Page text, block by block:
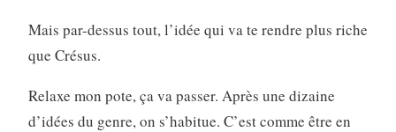
Mais par-dessus tout, l’idée qui va te rendre plus riche
que Crésus.
Relaxe mon pote, ça va passer. Après une dizaine
d’idées du genre, on s’habitue. C’est comme être en